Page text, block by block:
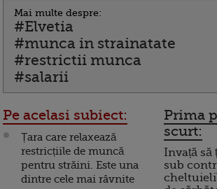
Mai multe despre:
#Elvetia
#munca in strainatate
#restrictii munca
#salarii
Pe acelasi subiect:
Țara care relaxează
restricțiile de muncă
pentru străini. Este una
dintre cele mai râvnite
Prima
scurt:
Invață să
sub